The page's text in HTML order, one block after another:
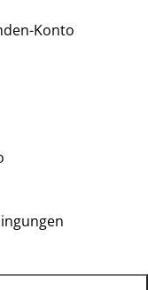
Konto